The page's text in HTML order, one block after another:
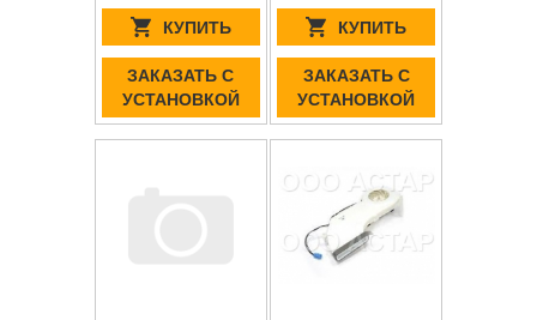
КУПИТЬ
ЗАКАЗАТЬ С
УСТАНОВКОЙ
КУПИТЬ
ЗАКАЗАТЬ С
УСТАНОВКОЙ